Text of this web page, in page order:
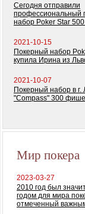
Сегодня отправили
профессиональный
набор Poker Star 500
2021-10-15
Покерный набор
купила Ирина из
2021-10-07
Покерный набор в г.
"Compass" 300
Мир покера
2023-03-27
2010 год был
годом для мира
отмеченный